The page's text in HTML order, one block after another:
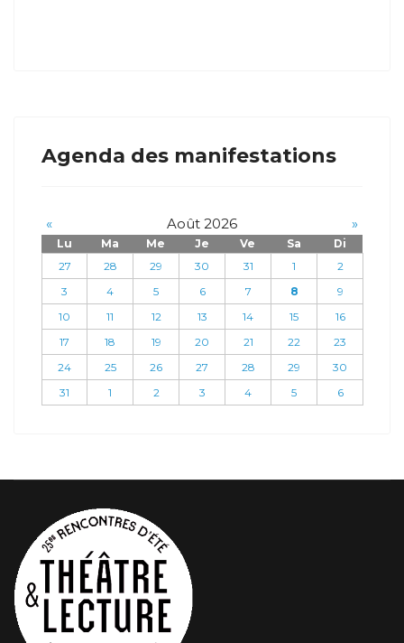
Agenda des manifestations
« Août 2026 »
Lu Ma Me Je Ve Sa
Di
27
28 29 30 31 1
2
3
4 5 6 7 8
9
10
11 12 13 14 15
16
17
18 19 20 21 22
23
24
25 26 27 28 29
30
31
1 2 3 4 5 6